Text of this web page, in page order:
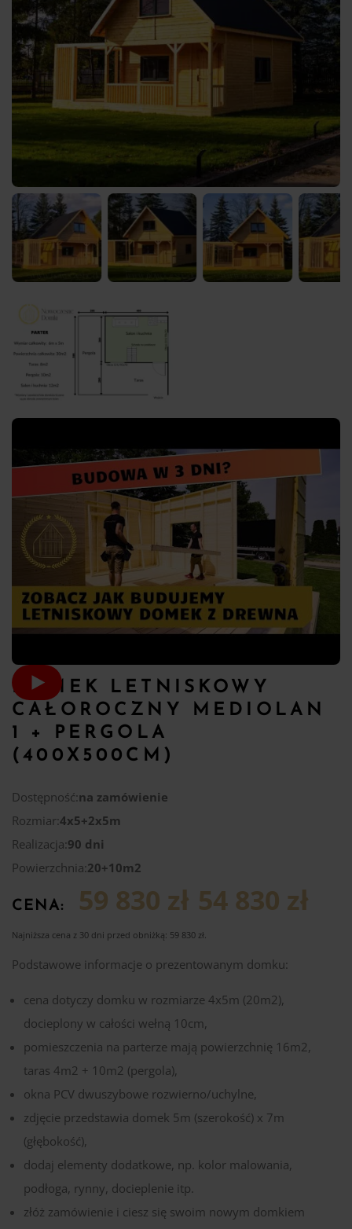
DOMEK LETNISKOWY
CAŁOROCZNY MEDIOLAN
1 + PERGOLA
(400X500CM)
Dostępność:na zamówienie
Rozmiar:4x5+2x5m
Realizacja:90 dni
Powierzchnia:20+10m2
CENA: 59 830 zł 54 830 zł
Najniższa cena z 30 dni przed obniżką: 59 830 zł
Podstawowe informacje o prezentowanym domku:
cena dotyczy domku w rozmiarze 4x5m (20m2),
docieplony w całości wełną 10cm,
pomieszczenia na parterze mają powierzchnię 16m2,
taras 4m2 + 10m2 (pergola),
okna PCV dwuszybowe rozwierno/uchylne,
zdjęcie przedstawia domek 5m (szerokość) x 7m
(głębokość),
dodaj elementy dodatkowe, np. kolor malowania,
podłoga, rynny, docieplenie itp.
złóż zamówienie i ciesz się swoim nowym domkiem